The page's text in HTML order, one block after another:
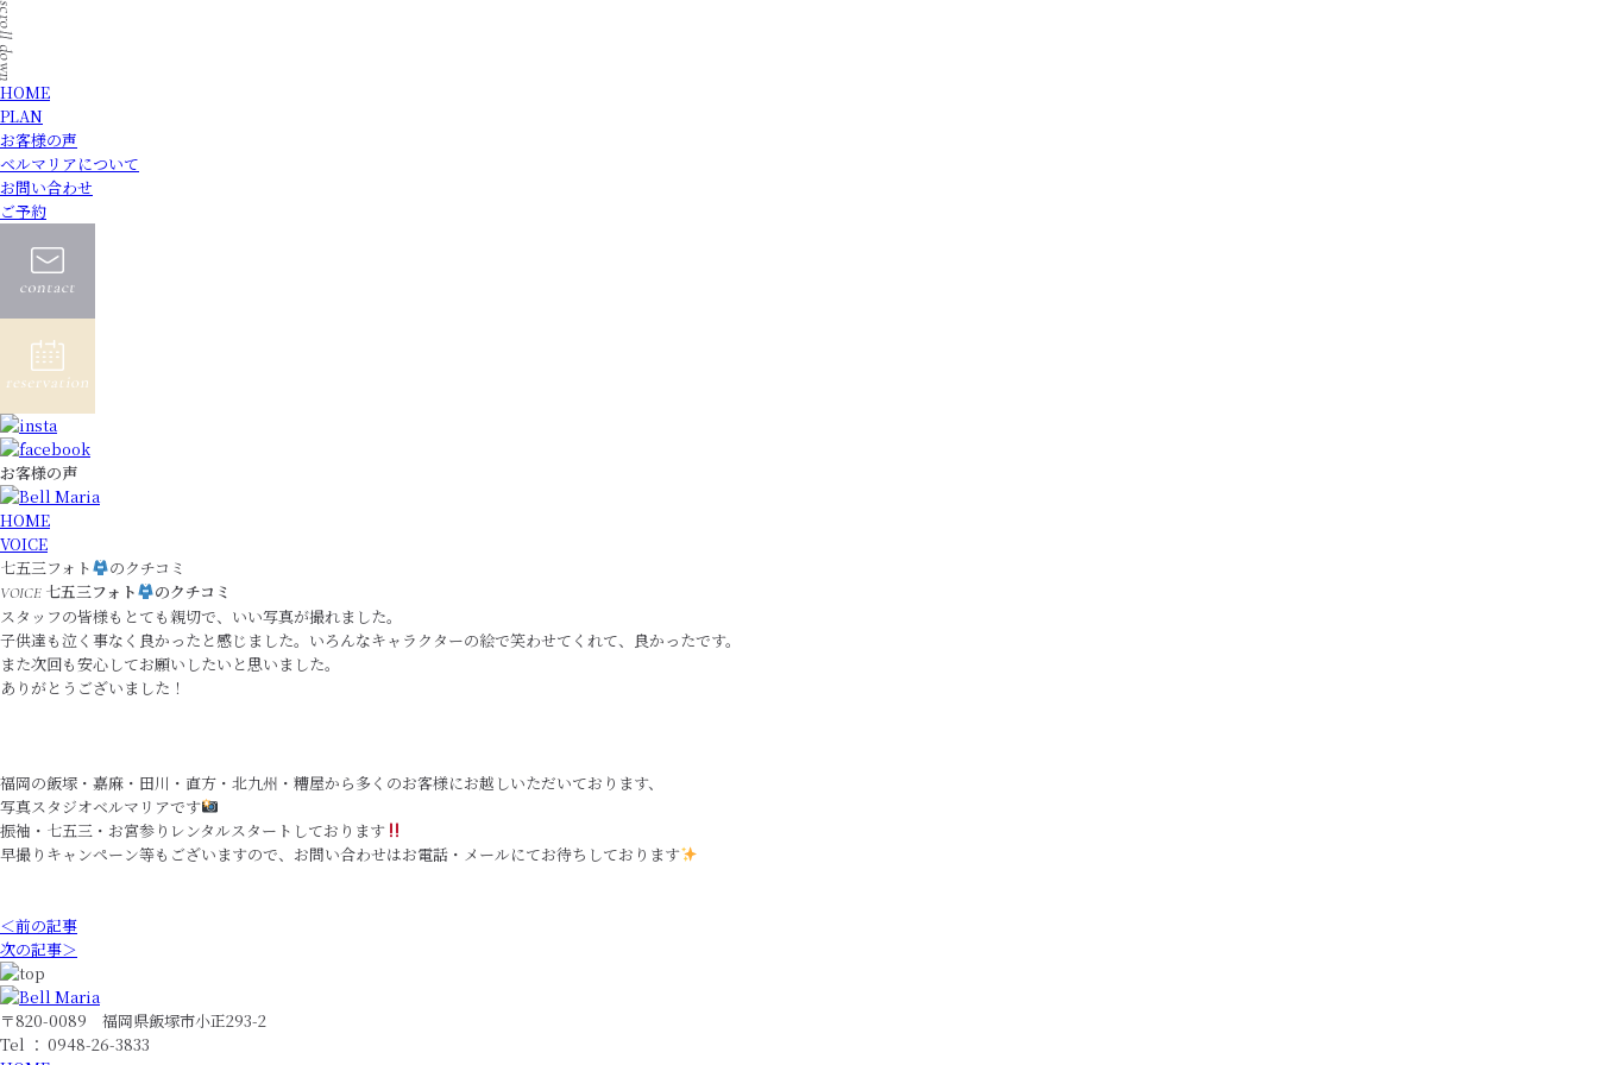
HOME
PLAN
お客様の声
ベルマリアについて
お問い合わせ
ご予約
お客様の声
HOME
VOICE
七五三フォト
のクチコミ
VOICE 七五三フォト
のクチコミ
スタッフの皆様もとても親切で、いい写真が撮れました。
子供達も泣く事なく良かったと感じました。いろんなキャラクターの絵で笑わせてくれて、良かったです。
また次回も安心してお願いしたいと思いました。
ありがとうございました！
福岡の飯塚・嘉麻・田川・直方・北九州・糟屋から多くのお客様にお越しいただいております、
写真スタジオベルマリアです
振袖・七五三・お宮参りレンタルスタートしております
早撮りキャンペーン等もございますので、お問い合わせはお電話・メールにてお待ちしております
＜前の記事
次の記事＞
〒820-0089 福岡県飯塚市小正293-2
Tel ： 0948-26-3833